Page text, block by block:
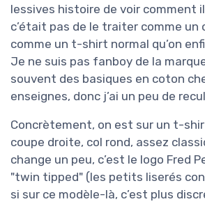
lessives histoire de voir comment il
c’était pas de le traiter comme un
comme un t-shirt normal qu’on
Je ne suis pas fanboy de la
souvent des basiques en coton
enseignes, donc j’ai un peu de
Concrètement, on est sur un t-
coupe droite, col rond, assez
change un peu, c’est le logo Fred
"twin tipped" (les petits liserés
si sur ce modèle-là, c’est plus